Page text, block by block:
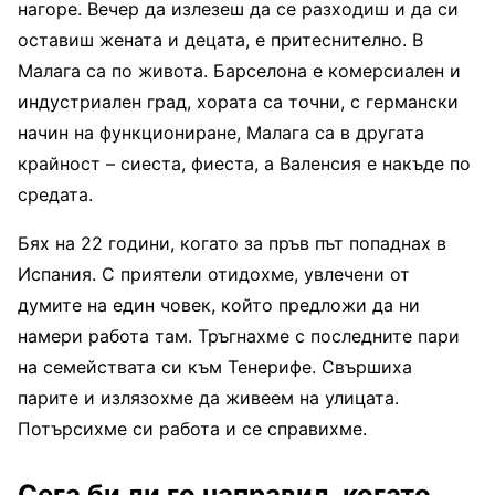
нагоре. Вечер да излезеш да се разходиш и да си
оставиш жената и децата, е притеснително. В
Малага са по живота. Барселона е комерсиален и
индустриален град, хората са точни, с германски
начин на функциониране, Малага са в другата
крайност – сиеста, фиеста, а Валенсия е накъде по
средата.
Бях на 22 години, когато за пръв път попаднах в
Испания. С приятели отидохме, увлечени от
думите на един човек, който предложи да ни
намери работа там. Тръгнахме с последните пари
на семействата си към Тенерифе. Свършиха
парите и излязохме да живеем на улицата.
Потърсихме си работа и се справихме.